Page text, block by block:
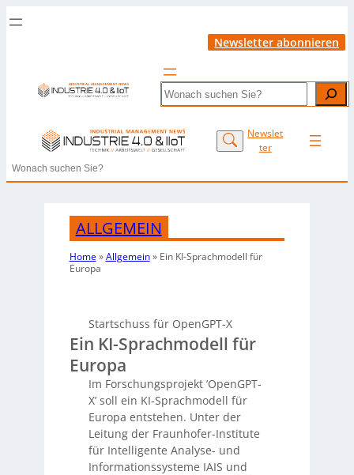
Newsletter abonnieren
Search
Newslet
ter
Search
ALLGEMEIN
Home»Allgemein» Ein KI-Sprachmodell für
Europa
Startschuss für OpenGPT-X
Ein KI-Sprachmodell für
Europa
Im Forschungsprojekt ’OpenGPT-
X’ soll ein KI-Sprachmodell für
Europa entstehen. Unter der
Leitung der Fraunhofer-Institute
für Intelligente Analyse- und
Informationssysteme IAIS und